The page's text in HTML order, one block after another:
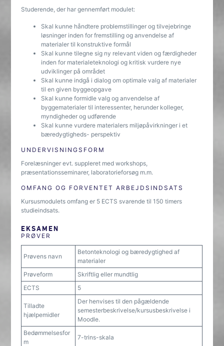
Studerende, der har gennemført modulet:
Skal kunne håndtere problemstillinger og tilvejebringe
løsninger inden for fremstilling og anvendelse af
materialer til konstruktive formål
Skal kunne tilegne sig ny relevant viden og færdigheder
inden for materialeteknologi og kritisk vurdere nye
udviklinger på området
Skal kunne indgå i dialog om optimale valg af materialer
til en given byggeopgave
Skal kunne formidle valg og anvendelse af
byggematerialer til interessenter, herunder kolleger,
myndigheder og udførende
Skal kunne vurdere materialers miljøpåvirkninger i et
bæredygtigheds- perspektiv
UNDERVISNINGSFORM
Forelæsninger evt. suppleret med workshops,
præsentationsseminarer, laboratorieforsøg m.m.
OMFANG OG FORVENTET ARBEJDSINDSATS
Kursusmodulets omfang er 5 ECTS svarende til 150 timers
studieindsats.
EKSAMEN
PRØVER
Prøvens navn
Betonteknologi og bæredygtighed af
materialer
Prøveform
Skriftlig eller mundtlig
ECTS
5
Tilladte
hjælpemidler
Der henvises til den pågældende
semesterbeskrivelse/kursusbeskrivelse i
Moodle.
Bedømmelsesfor
m
7-trins-skala